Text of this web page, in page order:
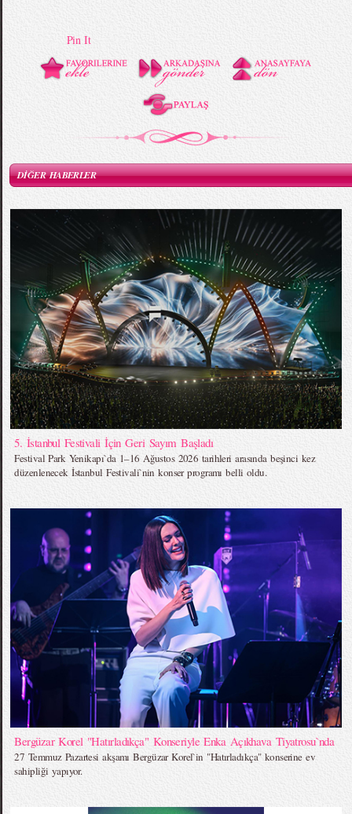
Pin It
DİĞER HABERLER
5. İstanbul Festivali İçin Geri Sayım Başladı
Festival Park Yenikapı`da 1–16 Ağustos 2026 tarihleri arasında beşinci kez
düzenlenecek İstanbul Festivali`nin konser programı belli oldu.
Bergüzar Korel "Hatırladıkça" Konseriyle Enka Açıkhava Tiyatrosu`nda
27 Temmuz Pazartesi akşamı Bergüzar Korel`in "Hatırladıkça" konserine ev
sahipliği yapıyor.